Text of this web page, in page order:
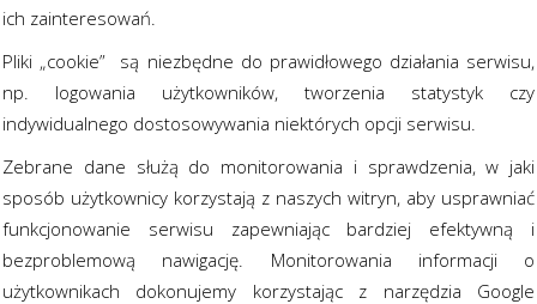
ich zainteresowań.
Pliki „cookie” są niezbędne do prawidłowego działania serwisu,
np. logowania użytkowników, tworzenia statystyk czy
indywidualnego dostosowywania niektórych opcji serwisu.
Zebrane dane służą do monitorowania i sprawdzenia, w jaki
sposób użytkownicy korzystają z naszych witryn, aby usprawniać
funkcjonowanie serwisu zapewniając bardziej efektywną i
bezproblemową nawigację. Monitorowania informacji o
użytkownikach dokonujemy korzystając z narzędzia Google